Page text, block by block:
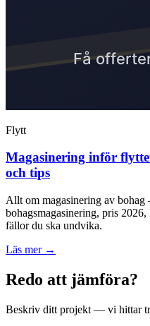
Flytt
Magasinering inför
och tips
Allt om magasinering av
bohagsmagasinering, pris
fällor du ska undvika.
Läs mer →
Redo att jämföra?
Beskriv ditt projekt — vi hittar